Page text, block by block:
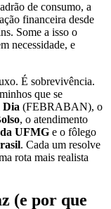
de consumo, a
financeira desde
Some a isso o
necessidade, e
É sobrevivência.
que se
Dia (FEBRABAN), o
, o atendimento
UFMG e o fôlego
. Cada um resolve
rota mais realista
(e por que